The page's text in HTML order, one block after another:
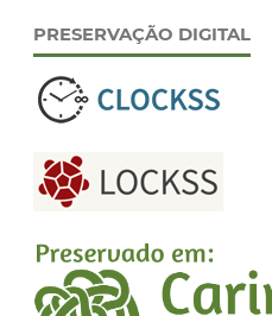
PRESERVAÇÃO DIGITAL